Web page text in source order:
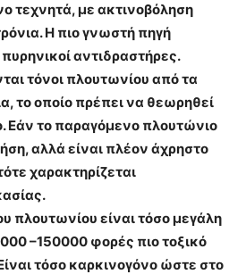
τεχνητά, με ακτινοβόληση
Η πιο γνωστή πηγή
αντιδραστήρες.
τόνοι πλουτωνίου από τα
το οποίο πρέπει να θεωρηθεί
Εάν το παραγόμενο πλουτώνιο
αλλά είναι πλέον άχρηστο
χαρακτηρίζεται
πλουτωνίου είναι τόσο μεγάλη
–150000 φορές πιο τοξικό
τόσο καρκινογόνο ώστε στο